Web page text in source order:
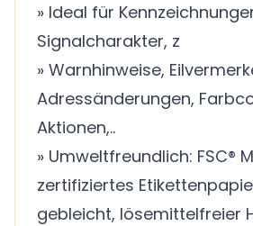
» Ideal für
Signalcharakter, z
» Warnhinweise,
Adressänderungen,
Aktionen,..
» Umweltfreundlich: FSC®
zertifiziertes
gebleicht, lösemittelfreier